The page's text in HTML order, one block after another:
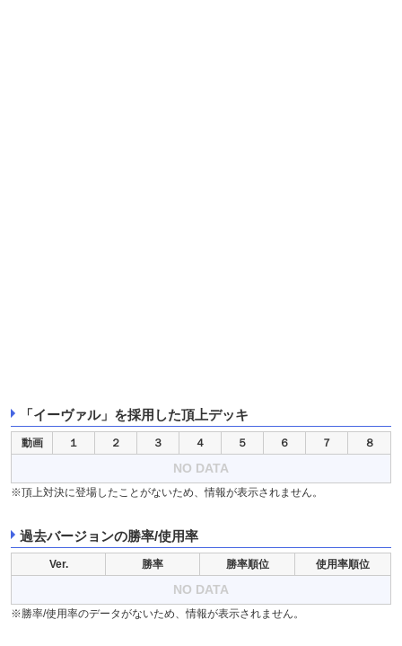
「イーヴァル」を採用した頂上デッキ
動画 １ ２ ３ ４ ５ ６ ７ ８
NO DATA
※頂上対決に登場したことがないため、情報が表示されません。
過去バージョンの勝率/使用率
Ver. 勝率 勝率順位 使用率順位
NO DATA
※勝率/使用率のデータがないため、情報が表示されません。